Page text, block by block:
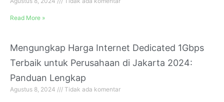
Read More »
Mengungkap Harga Internet Dedicated 1Gbps
Terbaik untuk Perusahaan di Jakarta 2024:
Panduan Lengkap
Agustus 8, 2024 Tidak ada komentar